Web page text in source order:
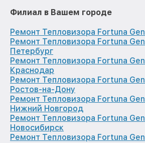
Филиал в Вашем городе
Ремонт Тепловизора Fortuna
Ремонт Тепловизора Fortuna
Петербург
Ремонт Тепловизора Fortuna
Краснодар
Ремонт Тепловизора Fortuna
Ростов-на-Дону
Ремонт Тепловизора Fortuna
Нижний Новгород
Ремонт Тепловизора Fortuna
Новосибирск
Ремонт Тепловизора Fortuna